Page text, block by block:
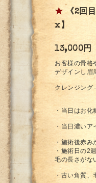
★ 《2回
x】
13,000円
お客様の骨格
デザインし 眉
クレンジン
・当日はお
・当日濃い
・施術後赤
・施術日の2
毛の長さがな
・古い角質